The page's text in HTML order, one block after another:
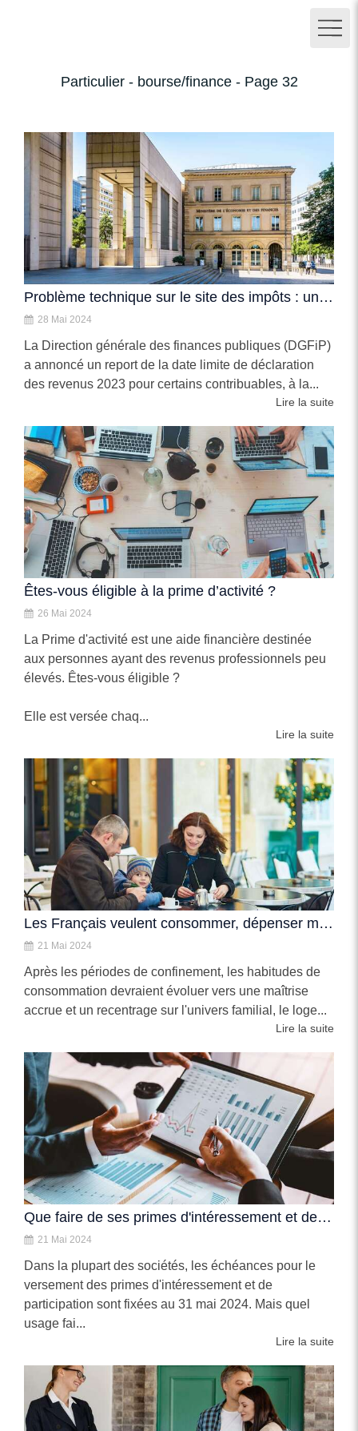
Particulier - bourse/finance - Page 32
Problème technique sur le site des impôts : un report accordé aux contribuables concernés
28 Mai 2024
La Direction générale des finances publiques (DGFiP)
a annoncé un report de la date limite de déclaration
des revenus 2023 pour certains contribuables, à la...
Lire la suite
Êtes-vous éligible à la prime d’activité ?
26 Mai 2024
La Prime d'activité est une aide financière destinée
aux personnes ayant des revenus professionnels peu
élevés. Êtes-vous éligible ?
Elle est versée chaq...
Lire la suite
Les Français veulent consommer, dépenser mais aussi épargner
21 Mai 2024
Après les périodes de confinement, les habitudes de
consommation devraient évoluer vers une maîtrise
accrue et un recentrage sur l'univers familial, le loge...
Lire la suite
Que faire de ses primes d'intéressement et de participation ?
21 Mai 2024
Dans la plupart des sociétés, les échéances pour le
versement des primes d'intéressement et de
participation sont fixées au 31 mai 2024. Mais quel
usage fai...
Lire la suite